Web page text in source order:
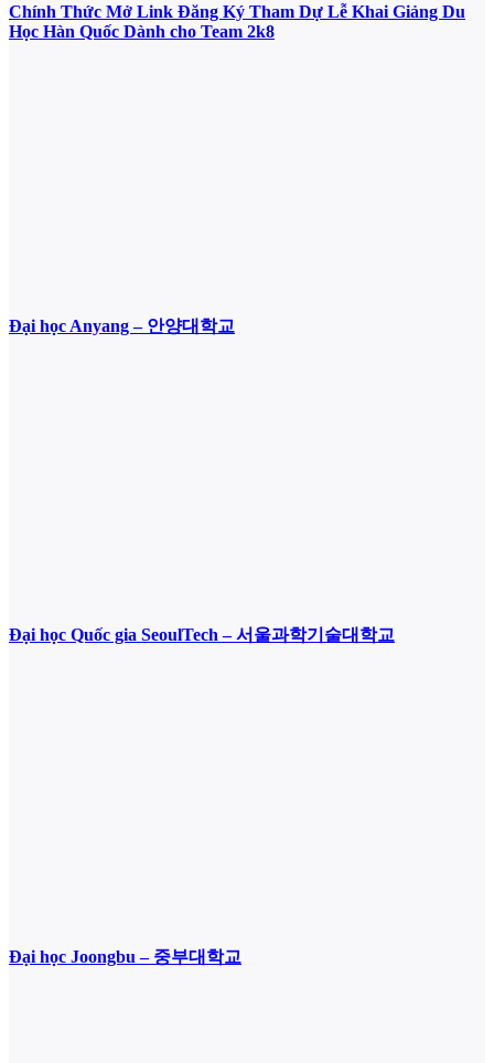
Chính Thức Mở Link Đăng Ký Tham Dự Lễ Khai Giảng Du
Học Hàn Quốc Dành cho Team 2k8
Đại học Anyang – 안양대학교
Đại học Quốc gia SeoulTech – 서울과학기술대학교
Đại học Joongbu – 중부대학교